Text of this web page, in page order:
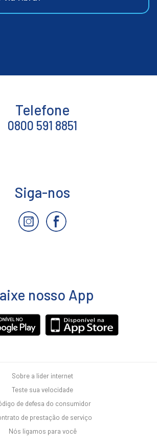
Telefone
0800 591 8851
Siga-nos
nosso App
Sobre a lider internet
Teste sua velocidade
de defesa do consumidor
de prestação de serviço
Nós ligamos para você